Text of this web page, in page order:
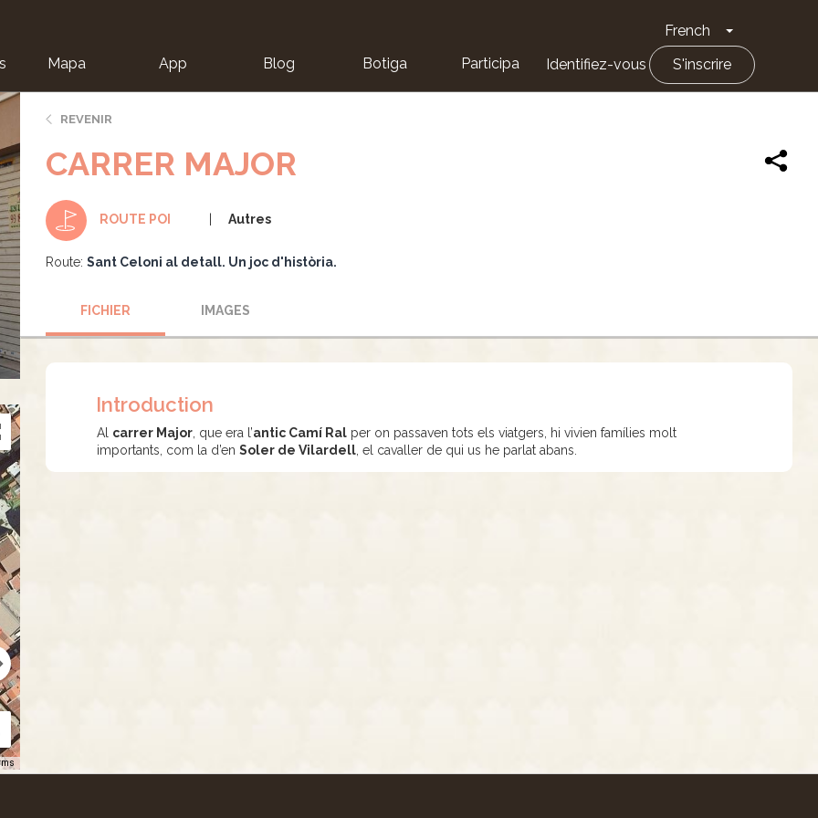
French Toggle
Mapa App Blog Botiga Participa Identifiez-vous S'inscrire
REVENIR
CARRER MAJOR
ROUTE POI Autres
Route: Sant Celoni al detall. Un joc d'història.
FICHIER IMAGES
Introduction
Al carrer Major , que era l’antic Camí Ral per on passaven tots els viatgers, hi vivien famílies molt
importants, com la d’enSoler de Vilardell , el cavaller de qui us he parlat abans.